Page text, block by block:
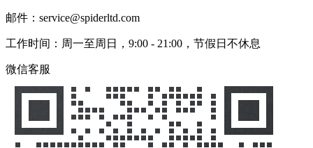
邮件：service@spiderltd.com
工作时间：周一至周日，9:00 - 21:00，节假日不休息
微信客服